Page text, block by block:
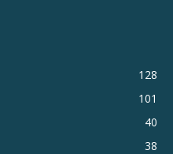
128
101
40
38